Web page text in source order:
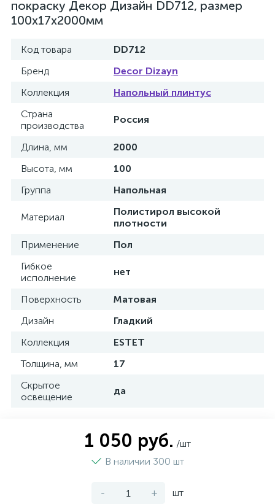
покраску Декор Дизайн DD712, размер
100х17х2000мм
Код товара
DD712
Бренд
Decor Dizayn
Коллекция
Напольный плинтус
Страна
производства
Россия
Длина, мм
2000
Высота, мм
100
Группа
Напольная
Материал
Полистирол высокой
плотности
Применение
Пол
Гибкое
исполнение
нет
Поверхность
Матовая
Дизайн
Гладкий
Коллекция
ESTET
Толщина, мм
17
Скрытое
освещение
да
1 050 руб. /шт
В наличии 300 шт
- + шт